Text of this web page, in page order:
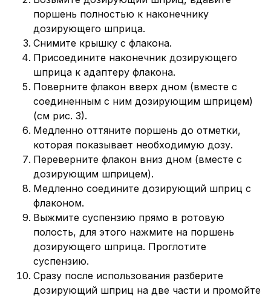
поршень полностью к наконечнику
дозирующего шприца.
Снимите крышку с флакона.
Присоедините наконечник дозирующего
шприца к адаптеру флакона.
Поверните флакон вверх дном (вместе с
соединенным с ним дозирующим шприцем)
(см рис. 3).
Медленно оттяните поршень до отметки,
которая показывает необходимую дозу.
Переверните флакон вниз дном (вместе с
дозирующим шприцем).
Медленно соедините дозирующий шприц с
флаконом.
Выжмите суспензию прямо в ротовую
полость, для этого нажмите на поршень
дозирующего шприца. Проглотите
суспензию.
Сразу после использования разберите
дозирующий шприц на две части и промойте